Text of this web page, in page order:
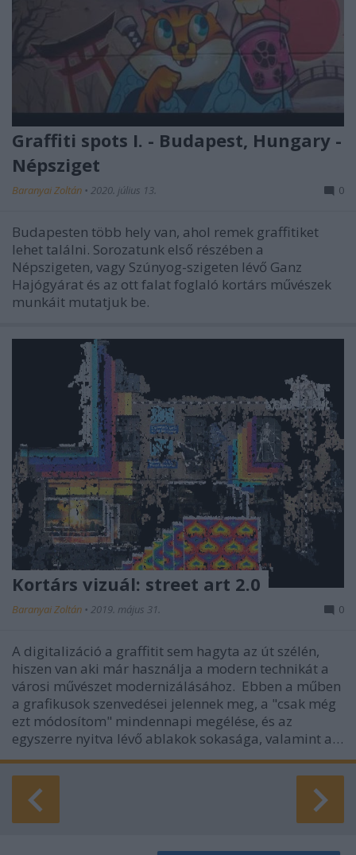
Graffiti spots I. - Budapest, Hungary -
Népsziget
Baranyai Zoltán • 2020. július 13. 0
Budapesten több hely van, ahol remek graffitiket
lehet találni. Sorozatunk első részében a
Népszigeten, vagy Szúnyog-szigeten lévő Ganz
Hajógyárat és az ott falat foglaló kortárs művészek
munkáit mutatjuk be.
Kortárs vizuál: street art 2.0
Baranyai Zoltán • 2019. május 31. 0
A digitalizáció a graffitit sem hagyta az út szélén,
hiszen van aki már használja a modern technikát a
városi művészet modernizálásához. Ebben a műben
a grafikusok szenvedései jelennek meg, a "csak még
ezt módosítom" mindennapi megélése, és az
egyszerre nyitva lévő ablakok sokasága, valamint a…